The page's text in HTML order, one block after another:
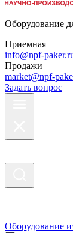
Оборудование
Приемная
info@npf-
Продажи
market@npf-
Задать вопрос
Оборудование